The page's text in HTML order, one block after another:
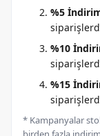
%5
%10
%15
* Kampanyalar